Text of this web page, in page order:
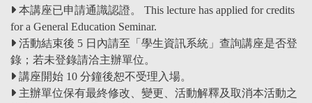
本講座已申請通識認證。 This lecture has applied for credits
for a General Education Seminar.
活動結束後 5 日內請至「學生資訊系統」查詢講座是否登
錄；若未登錄請洽主辦單位。
講座開始 10 分鐘後恕不受理入場。
主辦單位保有最終修改、變更、活動解釋及取消本活動之